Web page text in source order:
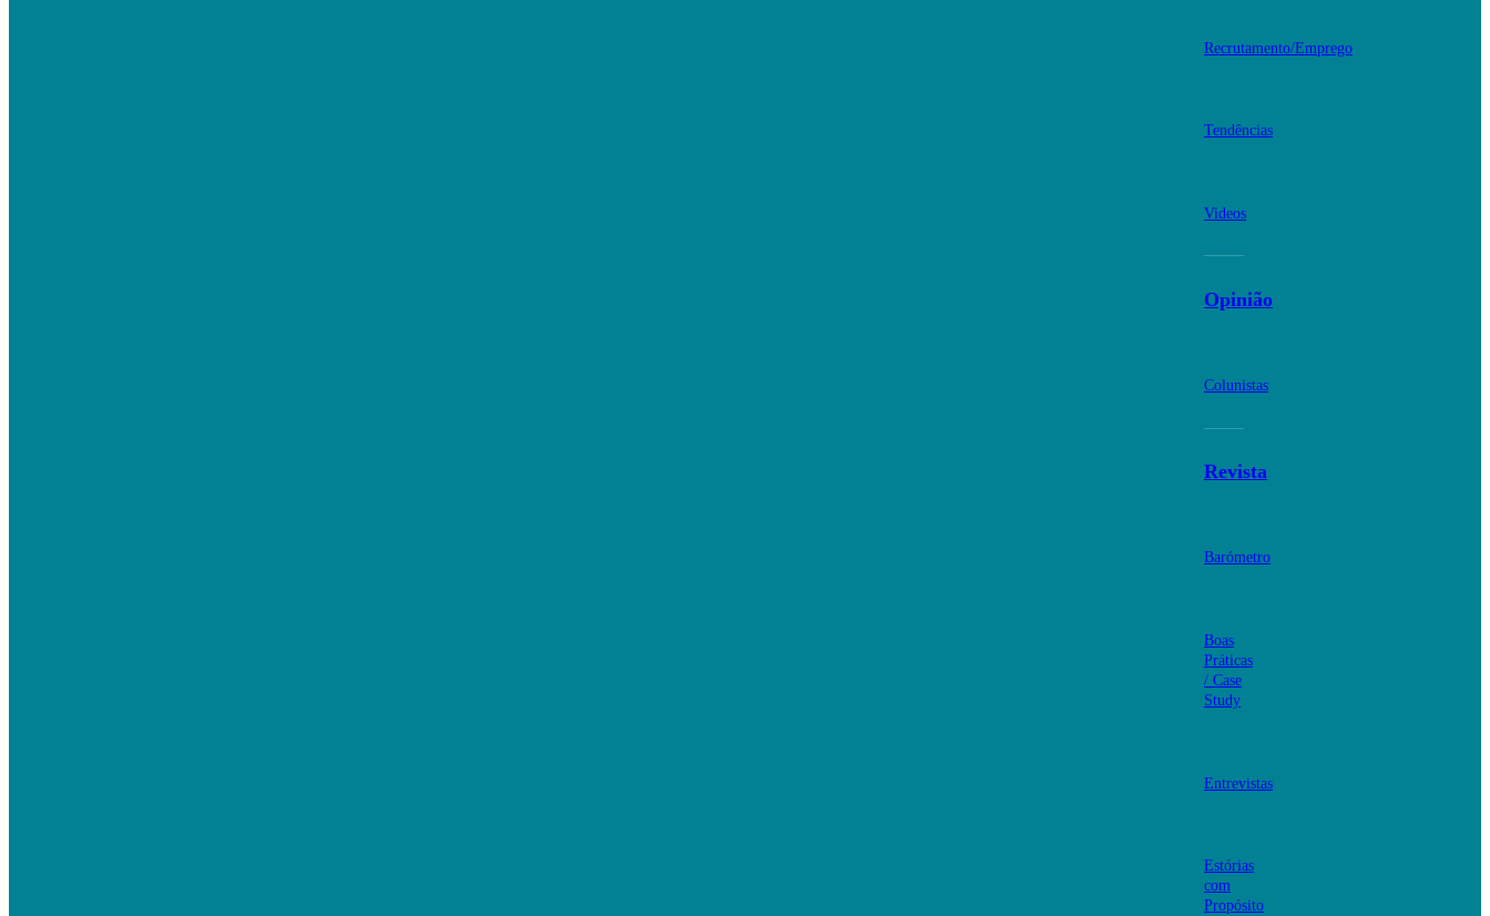
Recrutamento/Emprego
Tendências
Videos
Opinião
Colunistas
Revista
Barómetro
Boas
Práticas
/ Case
Study
Entrevistas
Estórias
com
Propósito